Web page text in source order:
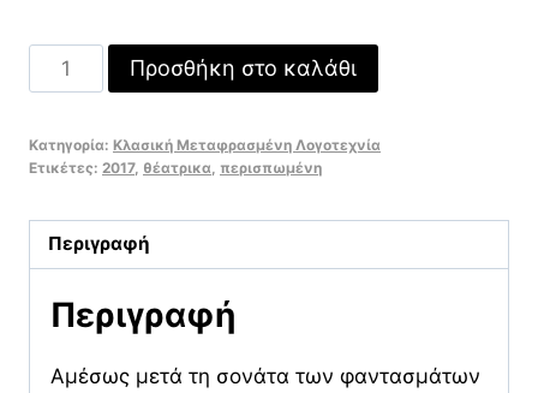
Toten-
insel
Προσθήκη στο καλάθι
Κατηγορία: Κλασική Μεταφρασμένη Λογοτεχνία
Ετικέτες: 2017, θέατρικα περισπωμένη
Περιγραφή
Περιγραφή
Αμέσως μετά τη σονάτα των φαντασμάτων